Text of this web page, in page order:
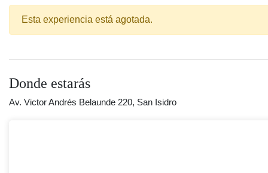
Esta experiencia está agotada.
Donde estarás
Av. Victor Andrés Belaunde 220, San Isidro